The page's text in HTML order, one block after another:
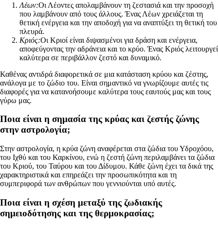
Λέων:Οι Λέοντες απολαμβάνουν τη ζεστασιά και την προσοχή
που λαμβάνουν από τους άλλους. Ένας Λέων χρειάζεται τη
θετική ενέργεια και την αποδοχή για να αναπτύξει τη θετική του
πλευρά.
Κριός:Οι Κριοί είναι διψασμένοι για δράση και ενέργεια,
αποφεύγοντας την αδράνεια και το κρύο. Ένας Κριός λειτουργεί
καλύτερα σε περιβάλλον ζεστό και δυναμικό.
Καθένας αντιδρά διαφορετικά σε μια κατάσταση κρύου και ζέστης,
ανάλογα με το ζώδιο του. Είναι σημαντικό να γνωρίζουμε αυτές τις
διαφορές για να κατανοήσουμε καλύτερα τους εαυτούς μας και τους
γύρω μας.
Ποια είναι η σημασία της κρύας και ζεστής ζώνης
στην αστρολογία;
Στην αστρολογία, η κρύα ζώνη αναφέρεται στα ζώδια του Υδροχόου,
του Ιχθύ και του Καρκίνου, ενώ η ζεστή ζώνη περιλαμβάνει τα ζώδια
του Κριού, του Ταύρου και του Δίδυμου. Κάθε ζώνη έχει τα δικά της
χαρακτηριστικά και επηρεάζει την προσωπικότητα και τη
συμπεριφορά των ανθρώπων που γεννιούνται υπό αυτές.
Ποια είναι η σχέση μεταξύ της ζωδιακής
σημειοδότησης και της θερμοκρασίας;